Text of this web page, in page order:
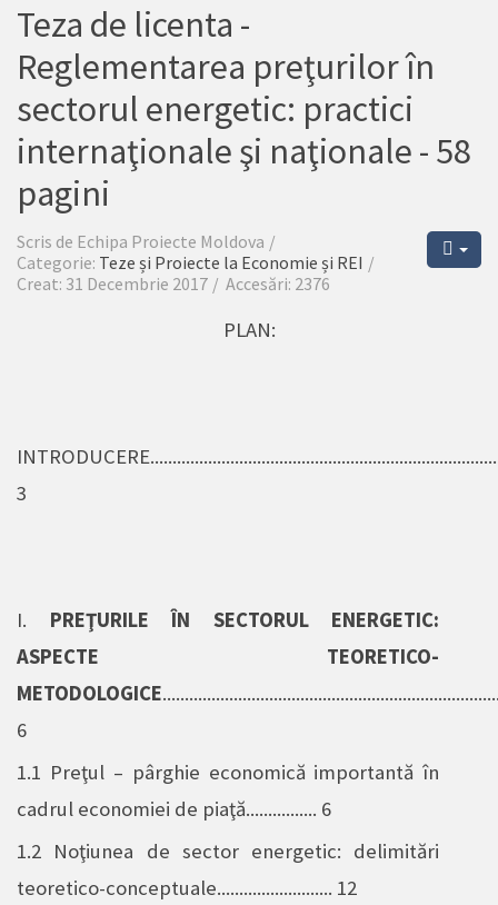
Teza de licenta -
Reglementarea preţurilor în
sectorul energetic: practici
internaţionale şi naţionale - 58
pagini
Scris de Echipa Proiecte Moldova
Categorie: Teze și Proiecte la Economie și REI
Creat: 31 Decembrie 2017
Accesări: 2376
PLAN:
3
I. PREŢURILE ÎN SECTORUL ENERGETIC:
ASPECTE TEORETICO-
METODOLOGICE
6
1.1 Preţul – pârghie economică importantă în
cadrul economiei de piaţă................ 6
1.2 Noţiunea de sector energetic: delimitări
teoretico-conceptuale.......................... 12